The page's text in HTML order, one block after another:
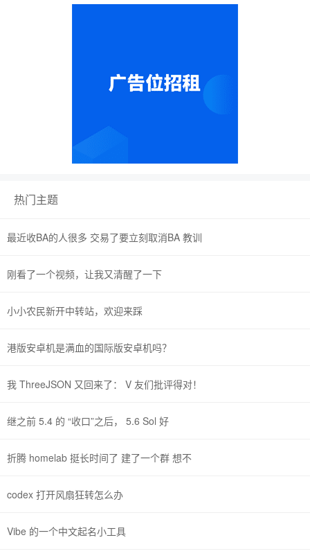
热门主题
最近收BA的人很多 交易了要立刻取消BA 教训
刚看了一个视频，让我又清醒了一下
小小农民新开中转站，欢迎来踩
港版安卓机是满血的国际版安卓机吗？
我 ThreeJSON 又回来了： V 友们批评得对！
继之前 5.4 的 “收口”之后， 5.6 Sol 好
折腾 homelab 挺长时间了 建了一个群 想不
codex 打开风扇狂转怎么办
Vibe 的一个中文起名小工具